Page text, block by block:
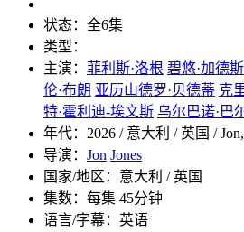
状态： 全6集
类型：
主演： 菲利斯·洛根 碧悠·加德
伦·布朗 亚历山德罗·贝德蒂 克
特·霍利迪-埃文斯 乌尔巴诺·巴
年代： 2026 / 意大利 / 英国 /
导演： Jon Jones
国家/地区： 意大利 / 英国
集数： 每集 45分钟
语言/字幕： 英语